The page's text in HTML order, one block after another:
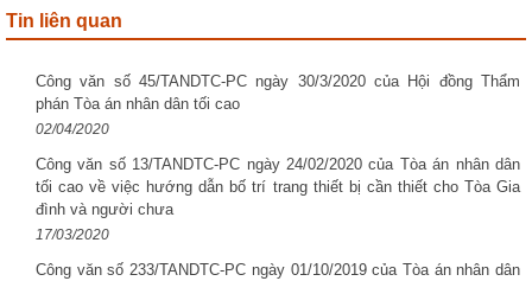
Tin liên quan
Công văn số 45/TANDTC-PC ngày 30/3/2020 của Hội đồng Thẩm
phán Tòa án nhân dân tối cao
02/04/2020
Công văn số 13/TANDTC-PC ngày 24/02/2020 của Tòa án nhân dân
tối cao về việc hướng dẫn bố trí trang thiết bị cần thiết cho Tòa Gia
đình và người chưa
17/03/2020
Công văn số 233/TANDTC-PC ngày 01/10/2019 của Tòa án nhân dân